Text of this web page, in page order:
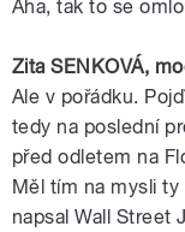
Aha, tak to se
Zita SENKOVÁ,
Ale v pořádku.
tedy na poslední
před odletem na
Měl tím na mysli
napsalWall Street